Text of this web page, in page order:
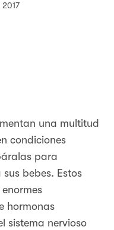
una multitud
condiciones
para
bebes. Estos
hormonas
sistema nervioso